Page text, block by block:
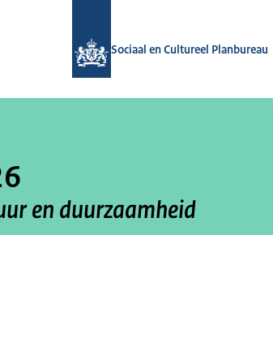
Sociaal en Cultureel Planbureau
en duurzaamheid